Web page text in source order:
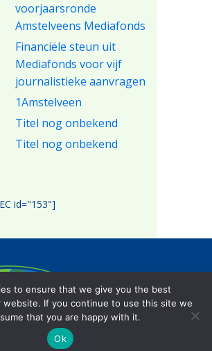
voorjaarsronde
Amstelveens Mediafonds
Financiële steun uit
Mediafonds voor vijf
journalistieke aanvragen
1Amstelveen
Titel nog onbekend
Titel nog onbekend
id="153"]
op een onafhankelijke
to ensure that we give you the best
website. If you continue to use this site we
that you are happy with it.
Ok